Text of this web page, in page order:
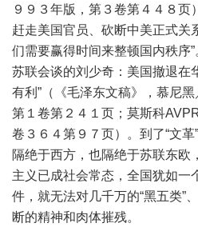
９９３年版，第３卷第４４８页
赶走美国官员、砍断中美正式关
们需要赢得时间来整顿国内秩序
苏联会谈的刘少奇：美国撤退在
有利”（《毛泽东文稿》，慕尼
第１卷第２４１页；莫斯科
卷３６４第９７页）。到了“文
隔绝于西方，也隔绝于苏联东欧
主义已成社会常态，全国犹如一
件，就无法对几千万的“黑五类”
断的精神和肉体摧残。